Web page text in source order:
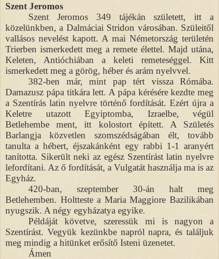
Szent Jeromos
Szent Jeromos 349 tájékán született, itt a
közelünkben, a Dalmáciai Stridon városában. Szüleitől
vallásos nevelést kapott. A mai Németország területén
Trierben ismerkedett meg a remete élettel. Majd utána,
Keleten, Antióchiában a keleti remeteséggel. Kitt
ismerkedett meg a görög, héber és arám nyelvvel.
382-ben már, mint pap tért vissza Rómába.
Damazusz pápa titkára lett. A pápa kérésére kezdte meg
a Szentírás latin nyelvre történő fordítását. Ezért újra a
Keletre utazott Egyiptomba, Izraelbe, végül
Betlehembe ment, itt kolostort épített. A Születés
Barlangja közvetlen szomszédságában élt, tovább
tanulta a hébert, éjszakánként egy rabbi 1-1 aranyért
tanította. Sikerült neki az egész Szentírást latin nyelvre
lefordítani. Az ő fordítását, a Vulgatát használja ma is az
Egyház.
420-ban, szeptember 30-án halt meg
Betlehemben. Holtteste a Maria Maggiore Bazilikában
nyugszik. A négy egyházatya egyike.
Példáját követve, szeressük mi is nagyon a
Szentírást. Vegyük kezünkbe napról napra, és találjuk
meg mindig a hitünket erősítő Isteni üzenetet.
Ámen